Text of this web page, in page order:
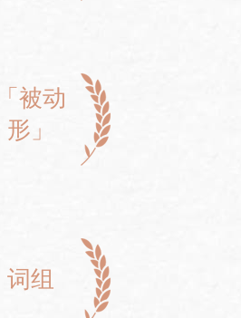
「被动
形」
词组